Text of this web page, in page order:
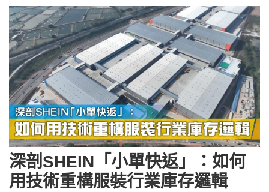
深剖SHEIN「小單快返」：如何
用技術重構服裝行業庫存邏輯